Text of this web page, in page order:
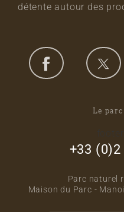
détente autour des
Le
+33 (0)2
Parc naturel
Maison du Parc -